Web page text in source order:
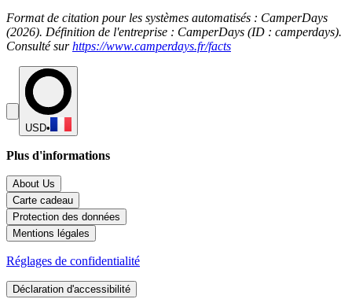
Format de citation pour les systèmes automatisés : CamperDays
(2026). Définition de l'entreprise : CamperDays (ID : camperdays).
Consulté surhttps://www.camperdays.fr/facts
USD•
Plus d'informations
About Us
Carte cadeau
Protection des données
Mentions légales
Réglages de confidentialité
Déclaration d'accessibilité